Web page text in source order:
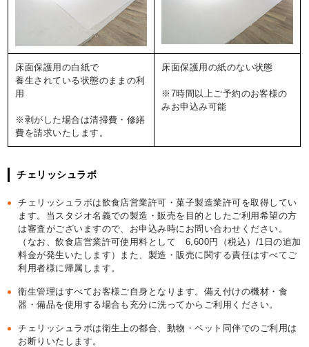
床面保護用の白紙で
養生されている状態のままの利
用
※剥がした場合は清掃費・修繕
費を請求いたします。
床面保護用の紙のない状態
※7時間以上ご予約のお客様の
みお申込み可能
チェリッシュラボ
チェリッシュラボは飲食店営業許可・菓子製造業許可を取得してい
ます。当スタジオ名義での製造・販売を目的としたご利用希望の方
は審査がございますので、お申込み時にお問い合わせください。
（なお、飲食店営業許可使用料として 6,600円（税込）/1日の追加
料金が発生いたします）また、製造・販売に関する責任はすべてご
利用者様に帰属します。
衛生管理はすべてお客様ご自身となります。備え付けの機材・食
器・備品を使用する場合も充分に洗ってからご利用ください。
チェリッシュラボは衛生上の都合、動物・ペット同伴でのご利用は
お断りいたします。